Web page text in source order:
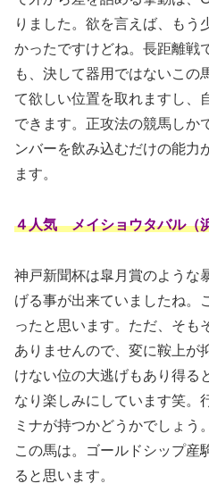
りました。欲を言えば、もう
かったですけどね。長距離戦
も、決して器用ではないこの
て欲しい位置を取れますし、
できます。正攻法の競馬しか
ンバーを飲み込むだけの能力
ます。
４人気 メイショウタバル（
神戸新聞杯は皐月賞のような
げる事が出来ていましたね。
ったと思います。ただ、そも
ありませんので、変に鞍上が
けない位の大逃げもあり得る
なり楽しみにしています笑。
ミナが持つかどうかでしょう
この馬は。ゴールドシップ産
ると思います。